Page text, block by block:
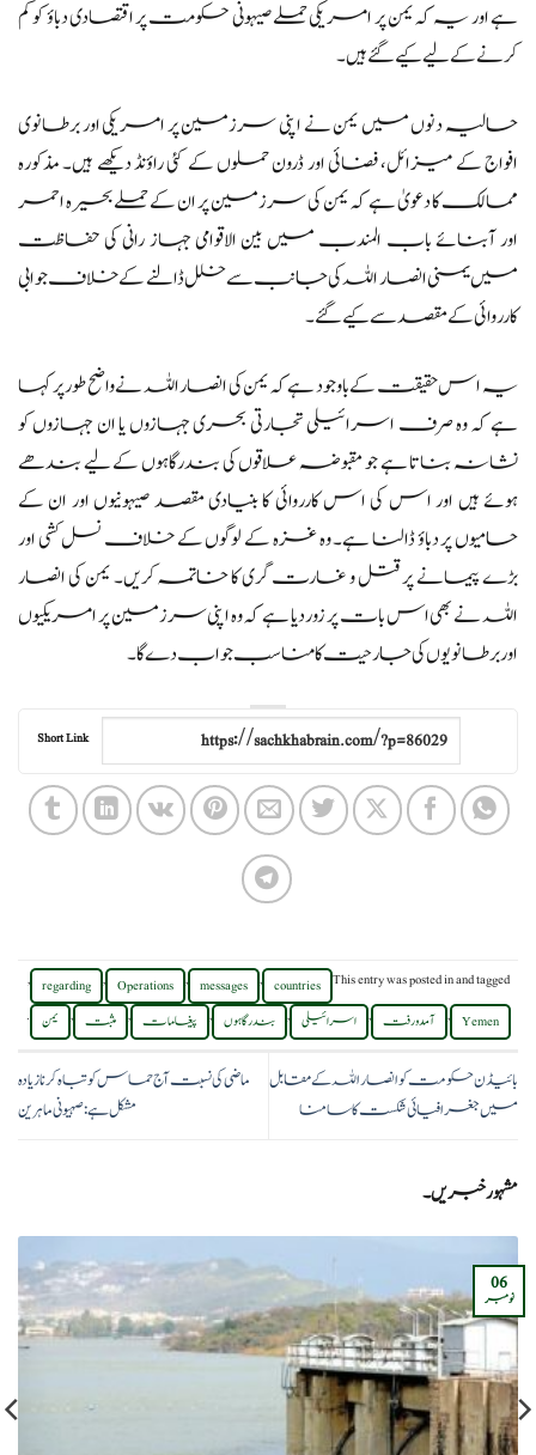
ہے اور یہ کہ یمن پر امریکی حملے صیہونی حکومت پر اقتصادی دباؤ کو کم
کرنے کے لیے کیے گئے ہیں۔
حالیہ دنوں میں یمن نے اپنی سرزمین پر امریکی اور برطانوی
افواج کے میزائل، فضائی اور ڈرون حملوں کے کئی راؤنڈ دیکھے ہیں۔ مذکورہ
ممالک کا دعویٰ ہے کہ یمن کی سرزمین پر ان کے حملے بحیرہ احمر
اور آبنائے باب المندب میں بین الاقوامی جہاز رانی کی حفاظت
میں یمنی انصار اللہ کی جانب سے خلل ڈالنے کے خلاف جوابی
کارروائی کے مقصد سے کیے گئے۔
یہ اس حقیقت کے باوجود ہے کہ یمن کی انصار اللہ نے واضح طور پر کہا
ہے کہ وہ صرف اسرائیلی تجارتی بحری جہازوں یا ان جہازوں کو
نشانہ بناتا ہے جو مقبوضہ علاقوں کی بندرگاہوں کے لیے بندھے
ہوئے ہیں اور اس کی اس کارروائی کا بنیادی مقصد صیہونیوں اور ان کے
حامیوں پر دباؤ ڈالنا ہے۔ وہ غزہ کے لوگوں کے خلاف نسل کشی اور
بڑے پیمانے پر قتل و غارت گری کا خاتمہ کریں۔ یمن کی انصار
اللہ نے بھی اس بات پر زور دیا ہے کہ وہ اپنی سرزمین پر امریکیوں
اور برطانویوں کی جارحیت کا مناسب جواب دے گا۔
Short Link
This entry was posted inand tagged
countries
,
messages
,
Operations
,
regarding
,
Yemen
, آمدورفت , اسرائیلی , بندرگاہوں , پیغامات , مثبت , یمن .
بائیڈن حکومت کو انصار اللہ کے مقابل
میں جغرافیائی شکست کا سامنا
ماضی کی نسبت آج حماس کو تباہ کرنا زیادہ
مشکل ہے: صہیونی ماہرین
مشہور خبریں۔
06
نومبر